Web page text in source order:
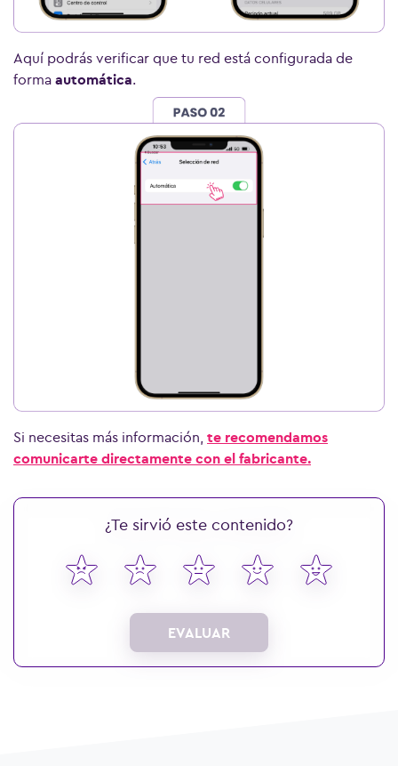
Aquí podrás verificar que tu red está configurada de
forma automática.
Si necesitas más información, te recomendamos
comunicarte directamente con el fabricante.
¿Te sirvió este contenido?
EVALUAR